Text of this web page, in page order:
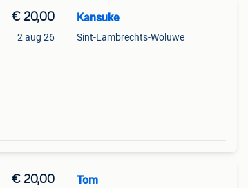
€ 20,00
2 aug 26
Kansuke
Sint-Lambrechts-Woluwe
€ 20,00 Tom